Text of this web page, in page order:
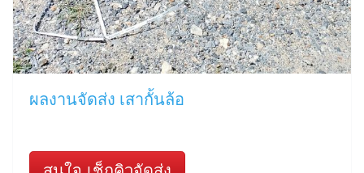
ผลงานจัดส่ง เสากั้นล้อ